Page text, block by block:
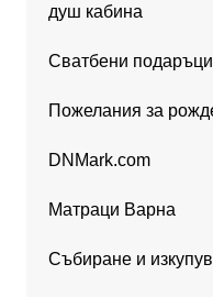
душ кабина
Сватбени подаръци
Пожелания за
DNMark.com
Матраци Варна
Събиране и